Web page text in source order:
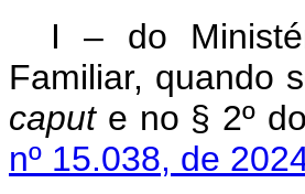
I – do
Familiar, quando
capute no § 2º
nº 15.038, de